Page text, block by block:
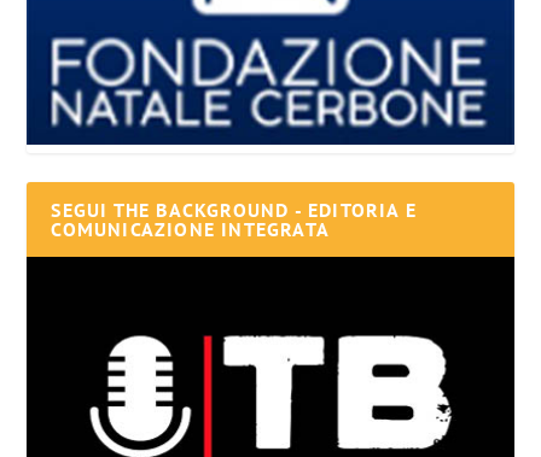
SEGUI THE BACKGROUND - EDITORIA E
COMUNICAZIONE INTEGRATA